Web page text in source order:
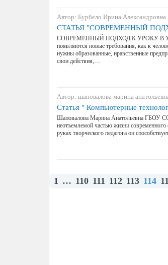
Автор: Бурбело Ирина Александровна
СТАТЬЯ "СОВРЕМЕННЫЙ
СОВРЕМЕННЫЙ ПОДХОД К УРОКУ В
появляются новые требования, как к
нужны образованные, нравственные
свои действия,…
Автор: шаповалова марина
Статья " Компьютерные
Шаповалова Марина Анатольевна ГБОУ
неотъемлемой частью жизни
руках творческого педагога он
1 … 110 111 112 113 114